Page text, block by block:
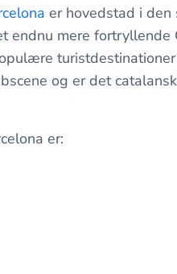
er hovedstad i den
endnu mere fortryllende
turistdestinationer
og er det
er: